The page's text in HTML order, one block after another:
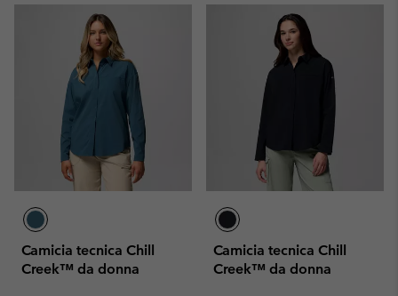
Camicia tecnica Chill
Creek™ da donna
Camicia tecnica Chill
Creek™ da donna